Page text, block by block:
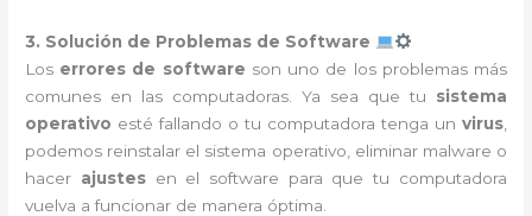
3. Solución de Problemas de Software
Los errores de software son uno de los problemas más
comunes en las computadoras. Ya sea que tu sistema
operativo esté fallando o tu computadora tenga un virus,
podemos reinstalar el sistema operativo, eliminar malware o
hacer ajustesen el software para que tu computadora
vuelva a funcionar de manera óptima.